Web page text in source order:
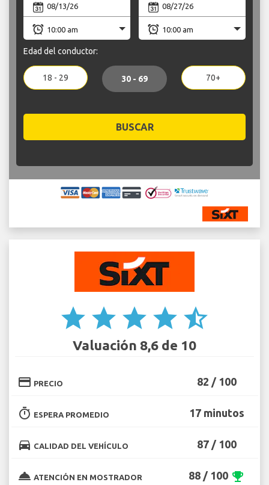
Edad del conductor:
18 - 29 30 - 69 70+
BUSCAR
star star star star star_half
Valuación 8,6 de 10
credit_card PRECIO 82 / 100
timer ESPERA PROMEDIO 17 minutos
directions_car CALIDAD DEL VEHÍCULO 87 / 100
room_service ATENCIÓN EN MOSTRADOR 88 / 100 emoji_events